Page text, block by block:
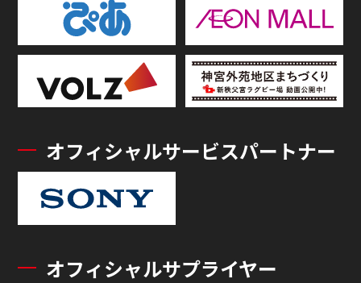
オフィシャルサービスパートナー
オフィシャルサプライヤー